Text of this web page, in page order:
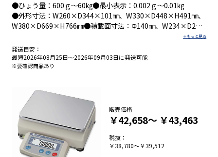
●ひょう量：600ｇ～60㎏●最小表示：0.002ｇ～0.01㎏
●外形寸法：W260×D344×101㎜、W330×D448×H491㎜、
W380×D669×H766㎜●積載面寸法：Φ140㎜、W234×D204
・「個数」「単重」「重さ」が見やすい液晶バックライト表示
を搭載
誤差補正機能)」を標準搭載
・誤作業防止の「風袋引き忘れ防止機能」を標準搭載
・上/下限設定を「音」で知らせるブザー機能標準装備
・パソコンやプリンタ等に接続可能なRS-232C出力を標準装備
発送目安：
最短2026年08月25日～2026年09月03日に発送可能
※要確認商品あり
販売価格
￥42,658～ ￥43,463
税抜：
￥38,780～￥39,512